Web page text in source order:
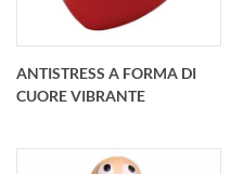
personalizzata
Schiacciandola
90x75 mm
ANTISTRESS A FORMA DI
CUORE VIBRANTE